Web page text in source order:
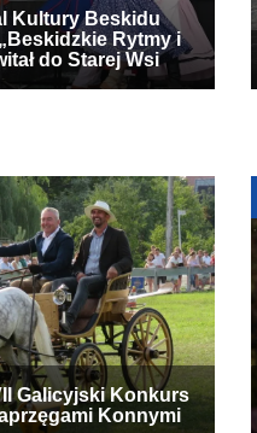
Kultury Beskidu
Rytmy i
do Starej Wsi
Galicyjski Konkurs
Konnymi